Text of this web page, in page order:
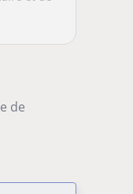
de